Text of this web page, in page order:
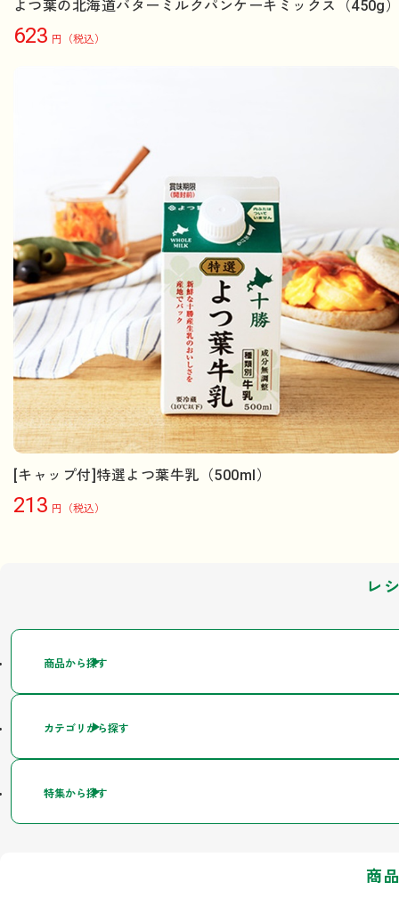
よつ葉の北海道バターミルクパンケーキミックス（450g
623 円（税込）
[キャップ付]特選よつ葉牛乳（500ml）
213 円（税込）
レ
商品から探す
カテゴリから探す
特集から探す
商